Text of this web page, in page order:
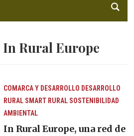
In Rural Europe
COMARCA Y DESARROLLO DESARROLLO
RURAL SMART RURAL SOSTENIBILIDAD
AMBIENTAL
In Rural Europe, una red de